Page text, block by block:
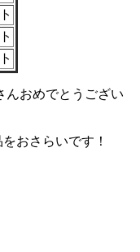
んおめでとうござい
おさらいです！